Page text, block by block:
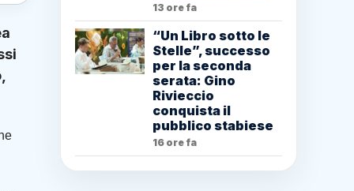
13 ore fa
“Un Libro sotto le
Stelle”, successo
per la seconda
serata: Gino
Rivieccio
conquista il
pubblico stabiese
16 ore fa